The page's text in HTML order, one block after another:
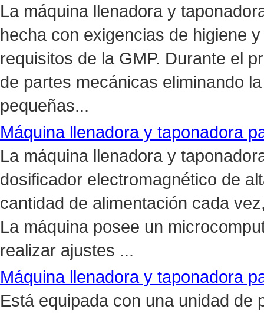
La máquina llenadora y
hecha con exigencias de higiene
requisitos de la GMP. Durante el
de partes mecánicas eliminando
pequeñas...
Máquina llenadora y taponadora
La máquina llenadora y
dosificador electromagnético de
cantidad de alimentación cada
La máquina posee un
realizar ajustes ...
Máquina llenadora y taponadora
Está equipada con una unidad de